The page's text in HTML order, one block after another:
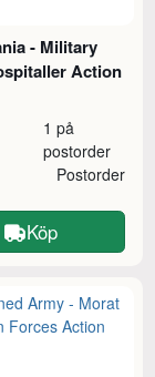
- Military
Action
1 på
postorder
Postorder
Köp